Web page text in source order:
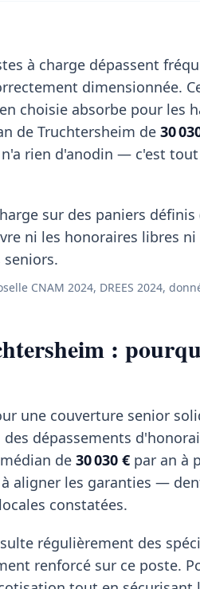
à charge dépassent
dimensionnée.
choisie absorbe pour les
de Truchtersheim de 30
rien d'anodin — c'est
sur des paniers
ni les honoraires libres
CNAM 2024, DREES 2024,
:
une couverture senior
dépassements
de 30 030 € par an à
aligner les garanties —
constatées.
régulièrement des
renforcé sur ce poste.